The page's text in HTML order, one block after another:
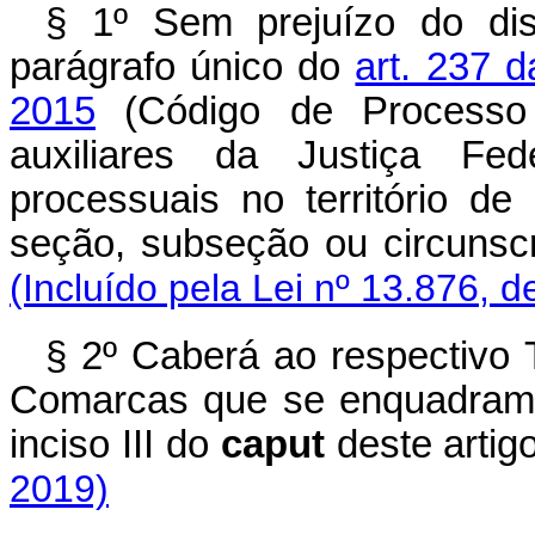
§ 1º Sem prejuízo do
parágrafo único do art. 237
2015 (Código de
auxiliares da Justiça
processuais no território de
seção, subseção ou
(Incluído pela Lei nº 13.876,
§ 2º Caberá ao respectivo
Comarcas que se
inciso III do caputdeste
2019)